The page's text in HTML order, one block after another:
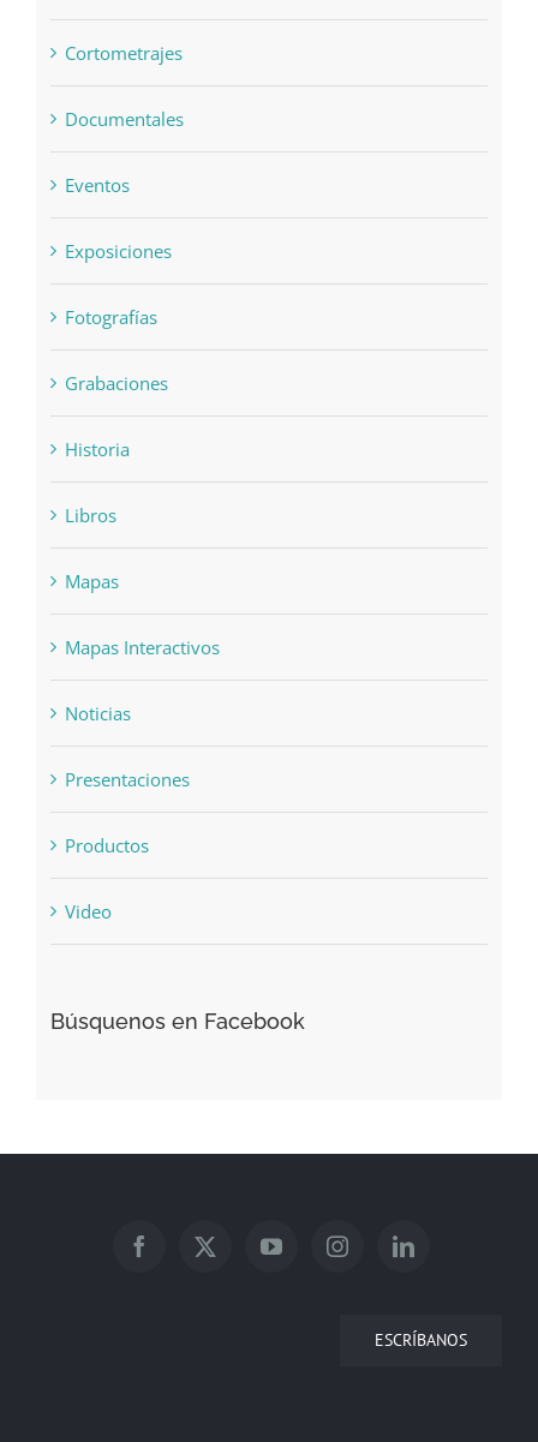
Cortometrajes
Documentales
Eventos
Exposiciones
Fotografías
Grabaciones
Historia
Libros
Mapas
Mapas Interactivos
Noticias
Presentaciones
Productos
Video
Búsquenos en Facebook
ESCRÍBANOS